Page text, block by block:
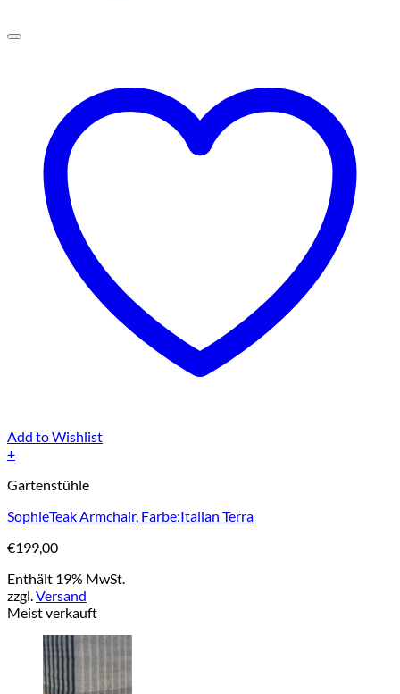
Add to Wishlist
+
Gartenstühle
SophieTeak Armchair, Farbe:Italian Terra
€199,00
Enthält 19% MwSt.
zzgl.Versand
Meist verkauft